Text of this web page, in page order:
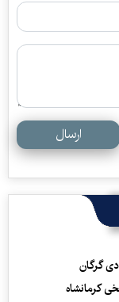
ارسال
گرگان
کرمانشاه